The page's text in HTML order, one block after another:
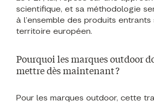
scientifique, et sa méthodologie
à l’ensemble des produits entrants
territoire européen.
Pourquoi les marques outdoor
mettre dès maintenant ?
Pour les marques outdoor, cette